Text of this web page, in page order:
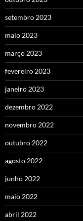
setembro 2023
maio 2023
março 2023
fevereiro 2023
janeiro 2023
dezembro 2022
novembro 2022
outubro 2022
agosto 2022
junho 2022
maio 2022
abril 2022